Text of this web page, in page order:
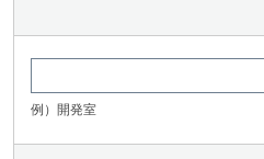
例）開発室